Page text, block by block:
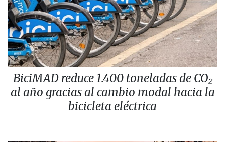
BiciMAD reduce 1.400 toneladas de CO₂
al año gracias al cambio modal hacia la
bicicleta eléctrica